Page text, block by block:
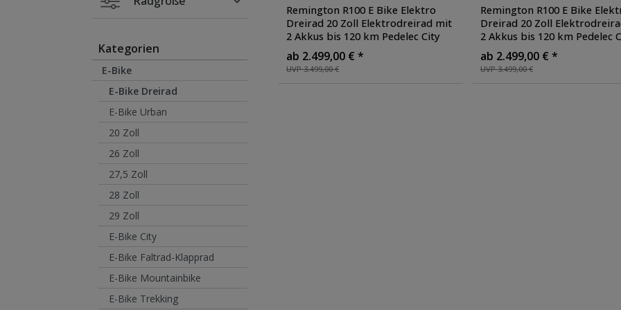
Kategorien
E-Bike
E-Bike Dreirad
E-Bike Urban
20 Zoll
26 Zoll
27,5 Zoll
28 Zoll
29 Zoll
E-Bike City
E-Bike Faltrad-Klapprad
E-Bike Mountainbike
E-Bike Trekking
Remington R100 E Bike Elektro
Dreirad 20 Zoll Elektrodreirad mit
2 Akkus bis 120 km Pedelec City
mit tiefem Einstieg klappbar
Farbe: schwarz/grau
UVP 3.499,00 €
ab 2.499,00 € *
Remington R100 E Bike
Dreirad 20 Zoll
2 Akkus bis 120 km Pedelec
mit tiefem Einstieg klappbar
Farbe: weiß
UVP 3.499,00 €
ab 2.499,00 € *